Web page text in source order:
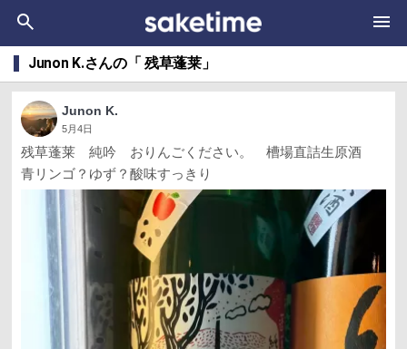
Junon K.さんの「 残草蓬莱」
Junon K.
5月4日
残草蓬莱 純吟 おりんごください。 槽場直詰生原酒
青リンゴ？ゆず？酸味すっきり